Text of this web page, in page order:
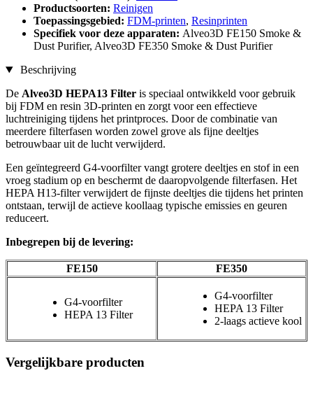
Productsoorten: Reinigen
Toepassingsgebied: FDM-printen, Resinprinten
Specifiek voor deze apparaten: Alveo3D FE150 Smoke &
Dust Purifier, Alveo3D FE350 Smoke & Dust Purifier
Beschrijving
De Alveo3D HEPA13 Filter is speciaal ontwikkeld voor gebruik
bij FDM en resin 3D-printen en zorgt voor een effectieve
luchtreiniging tijdens het printproces. Door de combinatie van
meerdere filterfasen worden zowel grove als fijne deeltjes
betrouwbaar uit de lucht verwijderd.
Een geïntegreerd G4-voorfilter vangt grotere deeltjes en stof in een
vroeg stadium op en beschermt de daaropvolgende filterfasen. Het
HEPA H13-filter verwijdert de fijnste deeltjes die tijdens het printen
ontstaan, terwijl de actieve koollaag typische emissies en geuren
reduceert.
Inbegrepen bij de levering:
FE150 FE350
G4-voorfilter
HEPA 13 Filter
G4-voorfilter
HEPA 13 Filter
2-laags actieve kool
Vergelijkbare producten